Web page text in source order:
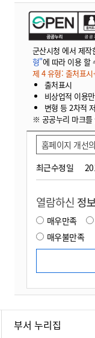
군산시청 에서 제작
형"에 따라 이용 할
제 4 유형: 출처표
출처표시
비상업적 이용
변형 등 2차적
※ 공공누리 마크를
최근수정일
홈페이지 개선
열람하신 정
매우만족
매우불만족
부서 누리집